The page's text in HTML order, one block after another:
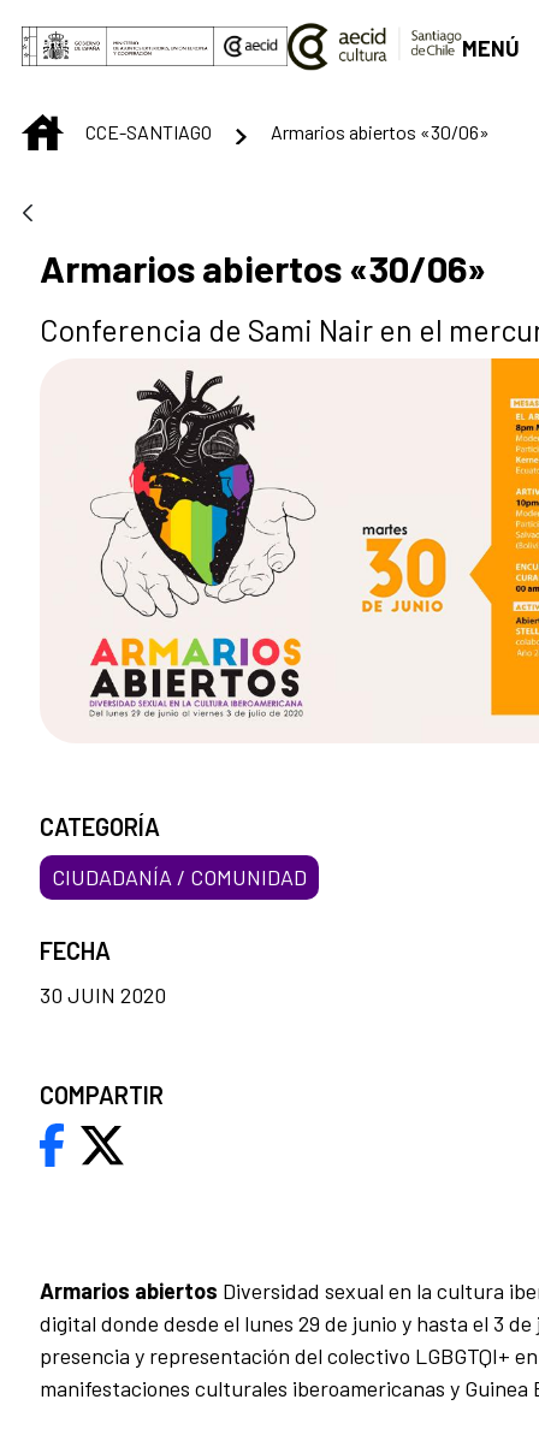
Saltar al contenido principal
MENÚ
INICIOCCE-SANTIAGO Armarios abiertos «30/06»
Armarios abiertos «30/06»
Conferencia de Sami Nair en el
Armarios abiertos Diversidad sexual en la cultura
digital donde desde el lunes 29 de junio y hasta el 3
presencia y representación del colectivo LGBGTQI+
manifestaciones culturales iberoamericanas y Guinea
CATEGORÍA
CIUDADANÍA / COMUNIDAD
FECHA
30 JUIN 2020
COMPARTIR